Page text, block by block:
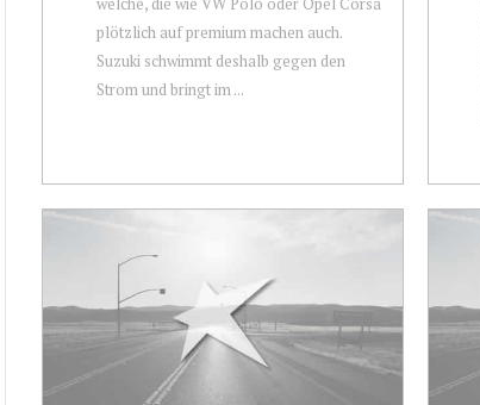
plötzlich auf premium machen auch.
Suzuki schwimmt deshalb gegen den
Strom und bringt im ...